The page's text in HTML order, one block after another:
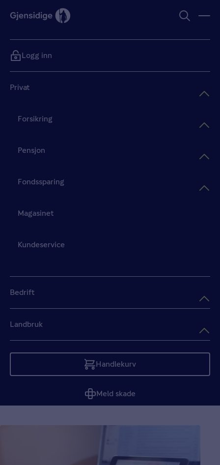
Privat
Forsikring
Pensjon
Fondssparing
Magasinet
Kundeservice
Bedrift
Landbruk
Handlekurv
Tom
Meld skade
Logg inn